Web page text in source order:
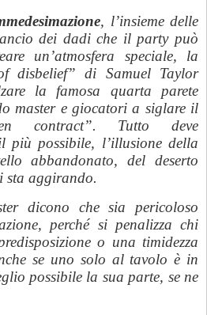
, l’insieme delle
dei dadi che il party può
un’atmosfera speciale, la
disbelief” di Samuel Taylor
la famosa quarta parete
master e giocatori a siglare il
contract”. Tutto deve
più possibile, l’illusione della
abbandonato, del deserto
sta aggirando.
dicono che sia pericoloso
perché si penalizza chi
o una timidezza
se uno solo al tavolo è in
possibile la sua parte, se ne